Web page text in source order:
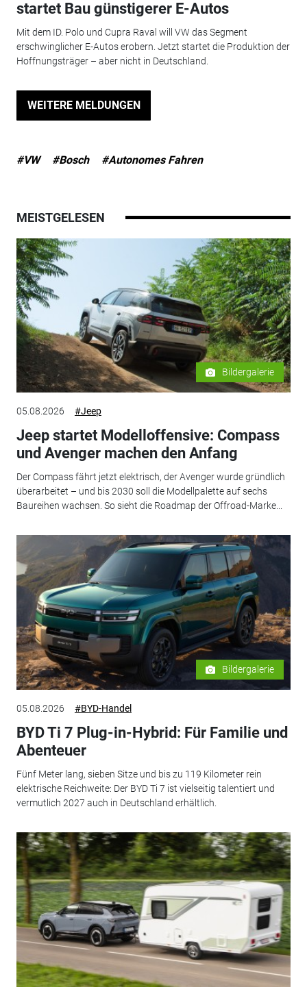
startet Bau günstigerer E-Autos
Mit dem ID. Polo und Cupra Raval will VW das Segment
erschwinglicher E-Autos erobern. Jetzt startet die Produktion der
Hoffnungsträger – aber nicht in Deutschland.
WEITERE MELDUNGEN
#VW #Bosch #Autonomes Fahren
MEISTGELESEN
Bildergalerie
05.08.2026 #Jeep
Jeep startet Modelloffensive: Compass
und Avenger machen den Anfang
Der Compass fährt jetzt elektrisch, der Avenger wurde gründlich
überarbeitet – und bis 2030 soll die Modellpalette auf sechs
Baureihen wachsen. So sieht die Roadmap der Offroad-Marke...
Bildergalerie
05.08.2026 #BYD-Handel
BYD Ti 7 Plug-in-Hybrid: Für Familie und
Abenteuer
Fünf Meter lang, sieben Sitze und bis zu 119 Kilometer rein
elektrische Reichweite: Der BYD Ti 7 ist vielseitig talentiert und
vermutlich 2027 auch in Deutschland erhältlich.